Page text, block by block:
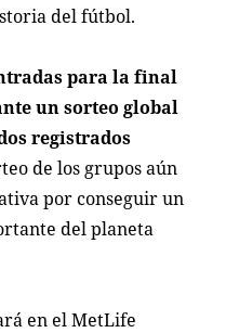
del fútbol.
para la final
un sorteo global
registrados
de los grupos aún
por conseguir un
del planeta
en el MetLife